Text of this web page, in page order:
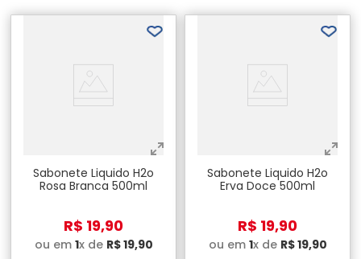
Sabonete Liquido H2o
Rosa Branca 500ml
R$ 19,90
ou em 1x de R$19,90
Sabonete Liquido H2o
Erva Doce 500ml
R$ 19,90
ou em 1x de R$19,90